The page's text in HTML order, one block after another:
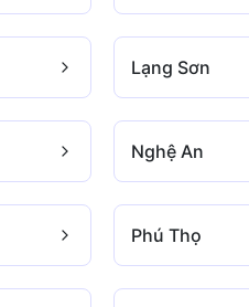
Lạng Sơn
Nghệ An
Phú Thọ